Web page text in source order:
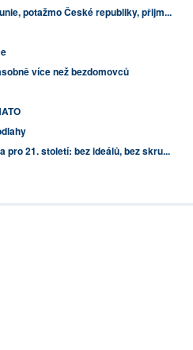
potažmo České republiky, přijm...
více než bezdomovců
21. století: bez ideálů, bez skru...